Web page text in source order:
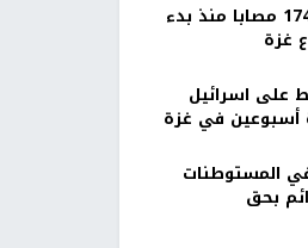
73,384 شهيدا و174,242 مصابا منذ بدء
غزة
على اسرائيل
أسبوعين في غزة
المستوطنات
بحق